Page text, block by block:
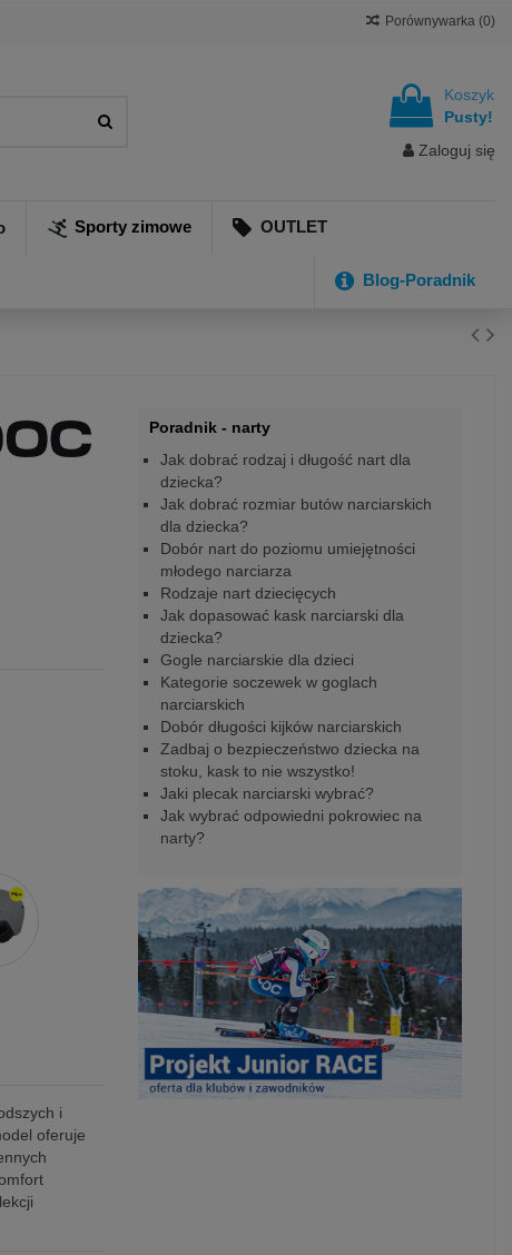
Porównywarka (0)
Koszyk
Pusty!
Zaloguj się
Sporty zimowe OUTLET
Blog-Poradnik
i
oferuje
Poradnik - narty
Jak dobrać rodzaj i długość nart dla
dziecka?
Jak dobrać rozmiar butów narciarskich
dla dziecka?
Dobór nart do poziomu umiejętności
młodego narciarza
Rodzaje nart dziecięcych
Jak dopasować kask narciarski dla
dziecka?
Gogle narciarskie dla dzieci
Kategorie soczewek w goglach
narciarskich
Dobór długości kijków narciarskich
Zadbaj o bezpieczeństwo dziecka na
stoku, kask to nie wszystko!
Jaki plecak narciarski wybrać?
Jak wybrać odpowiedni pokrowiec na
narty?